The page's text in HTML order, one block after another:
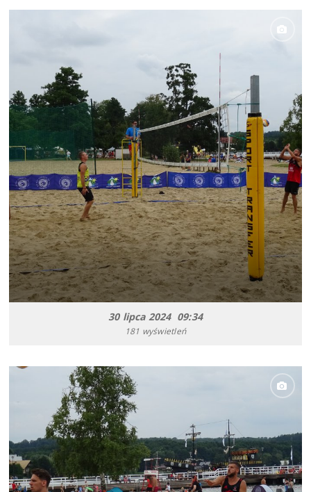
30 lipca 2024 09:34
181 wyświetleń